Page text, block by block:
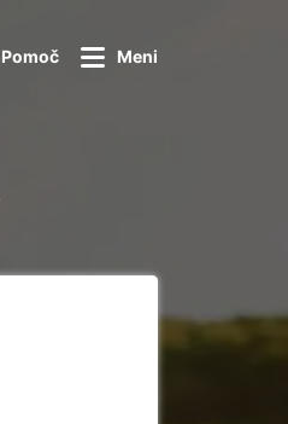
Pomoč Meni